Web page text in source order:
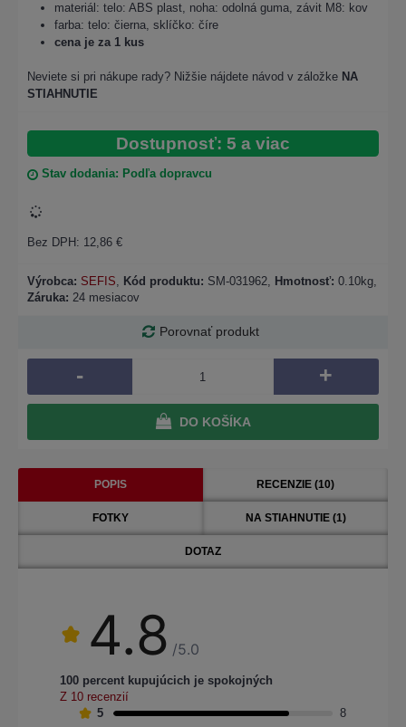
materiál: telo: ABS plast, noha: odolná guma, závit M8: kov
farba: telo: čierna, sklíčko: číre
cena je za 1 kus
Neviete si pri nákupe rady? Nižšie nájdete návod v záložke NA
STIAHNUTIE
Dostupnosť: 5 a viac
Stav dodania: Podľa dopravcu
Bez DPH: 12,86 €
Výrobca: SEFIS, Kód produktu: SM-031962, Hmotnosť: 0.10kg,
Záruka: 24 mesiacov
Porovnať produkt
- +
DO KOŠÍKA
POPIS RECENZIE (10)
FOTKY NA STIAHNUTIE (1)
DOTAZ
4.8 /5.0
100 percent kupujúcich je spokojných
Z 10 recenzií
5
8